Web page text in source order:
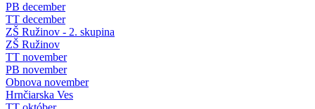
PB december
TT december
ZŠ Ružinov - 2. skupina
ZŠ Ružinov
TT november
PB november
Obnova november
Hrnčiarska Ves